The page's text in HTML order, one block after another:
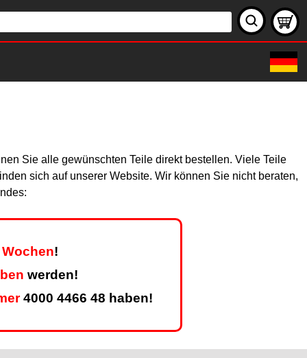
Sie alle gewünschten Teile direkt bestellen. Viele Teile
sich auf unserer Website. Wir können Sie nicht beraten,
!
werden!
4000 4466 48 haben!